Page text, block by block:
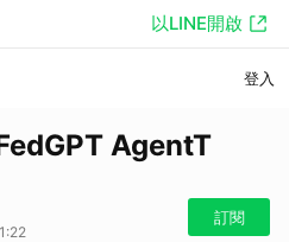
以LINE開啟
登入
AgentT
訂閱